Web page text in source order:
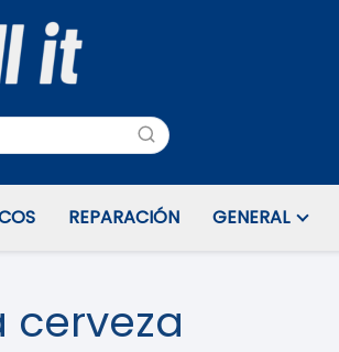
REPARACIÓN GENERAL
cerveza